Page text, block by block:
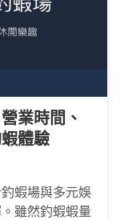
業時間、
體驗
蝦場與多元娛
雖然釣蝦蝦量